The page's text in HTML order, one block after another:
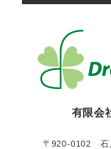
有限会
〒920-0102 石